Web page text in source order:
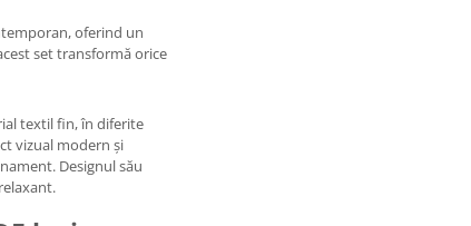
oferind un
set transformă orice
textil fin, în diferite
vizual modern și
Designul său